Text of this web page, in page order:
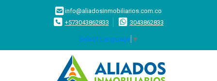
info@aliadosinmobiliarios.com.co
+573043862833
3043862833
Select Language ▼